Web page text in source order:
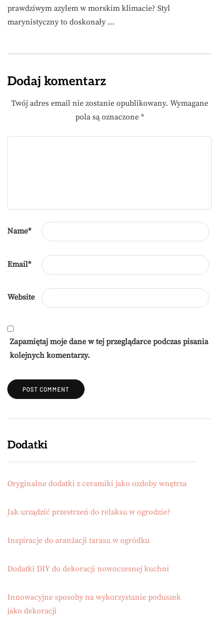
prawdziwym azylem w morskim klimacie? Styl
marynistyczny to doskonały …
Dodaj komentarz
Twój adres email nie zostanie opublikowany. Wymagane
pola są oznaczone *
Name*
Email*
Website
Zapamiętaj moje dane w tej przeglądarce podczas pisania
kolejnych komentarzy.
Dodatki
Oryginalne dodatki z ceramiki jako ozdoby wnętrza
Jak urządzić przestrzeń do relaksu w ogrodzie?
Inspiracje do aranżacji tarasu w ogródku
Dodatki DIY do dekoracji nowoczesnej kuchni
Innowacyjne sposoby na wykorzystanie poduszek
jako dekoracji